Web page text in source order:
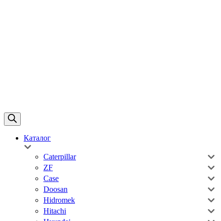
Каталог
Caterpillar
ZF
Case
Doosan
Hidromek
Hitachi